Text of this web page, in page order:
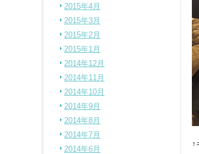
↑
2015年4月
2015年3月
2015年2月
2015年1月
2014年12月
2014年11月
2014年10月
2014年9月
2014年8月
2014年7月
2014年6月